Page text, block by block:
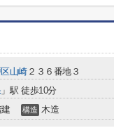
山崎 ２３６番地３
」駅 徒歩10分
構造 木造